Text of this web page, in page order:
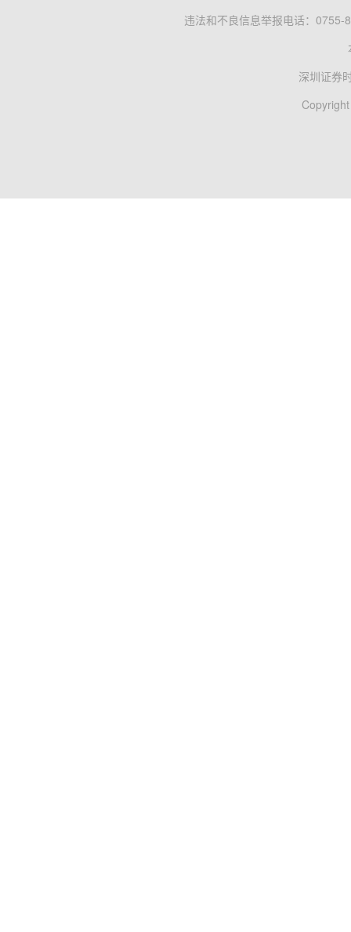
违法和不良信息举报电话：0755-
深圳证券